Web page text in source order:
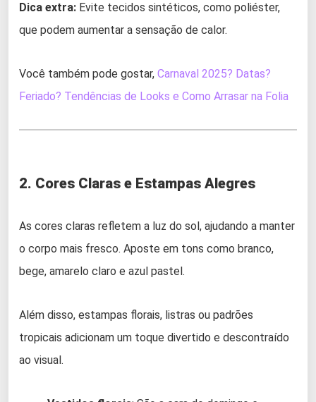
Dica extra: Evite tecidos sintéticos, como poliéster,
que podem aumentar a sensação de calor.
Você também pode gostar, Carnaval 2025? Datas?
Feriado? Tendências de Looks e Como Arrasar na Folia
2. Cores Claras e Estampas Alegres
As cores claras refletem a luz do sol, ajudando a manter
o corpo mais fresco. Aposte em tons como branco,
bege, amarelo claro e azul pastel.
Além disso, estampas florais, listras ou padrões
tropicais adicionam um toque divertido e descontraído
ao visual.